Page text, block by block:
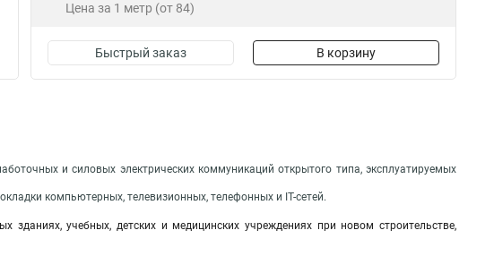
Цена за 1 метр (от 84)
Быстрый заказ В корзину
и силовых электрических коммуникаций открытого типа, эксплуатируемых
компьютерных, телевизионных, телефонных и IT-сетей.
учебных, детских и медицинских учреждениях при новом строительстве,